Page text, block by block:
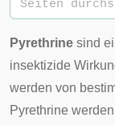
Pyrethrine sind
insektizide
werden von
Pyrethrine